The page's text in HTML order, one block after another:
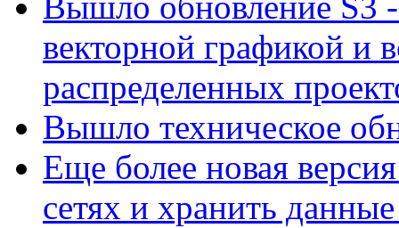
векторной графикой и
распределенных
Вышло техническое
Еще более новая
сетях и хранить